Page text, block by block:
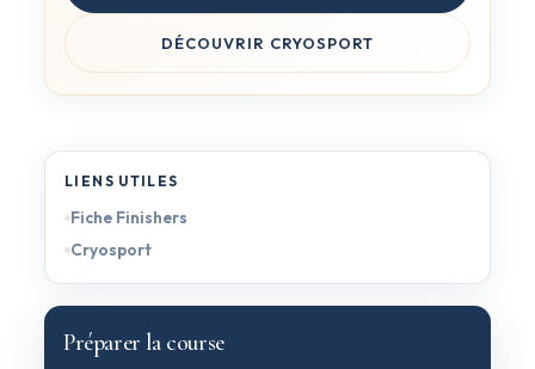
DÉCOUVRIR CRYOSPORT
LIENS UTILES
Fiche Finishers
Cryosport
Préparer la course